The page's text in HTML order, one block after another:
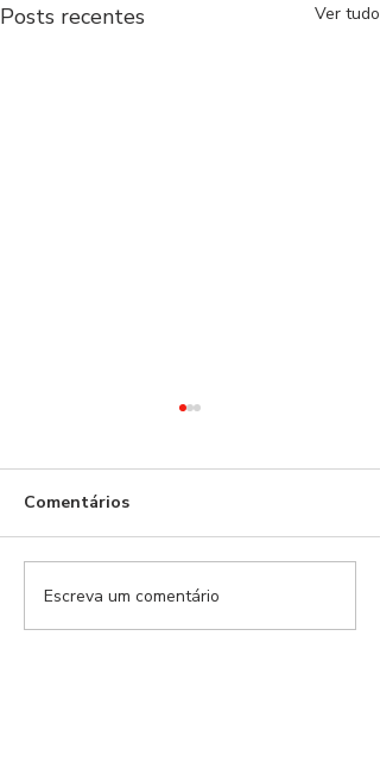
Posts recentes Ver tudo
Benfica!
Comentários
Escreva um comentário